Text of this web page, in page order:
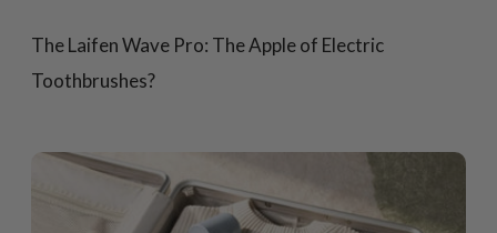
The Laifen Wave Pro: The Apple of Electric
Toothbrushes?